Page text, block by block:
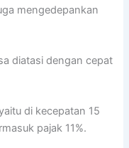
mengedepankan
diatasi dengan cepat
di kecepatan 15
pajak 11%.